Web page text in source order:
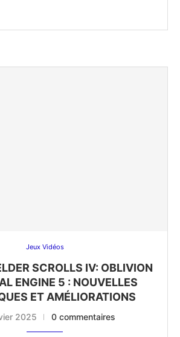
Jeux Vidéos
SCROLLS IV: OBLIVION
ENGINE 5 : NOUVELLES
ET AMÉLIORATIONS
2025 0 commentaires